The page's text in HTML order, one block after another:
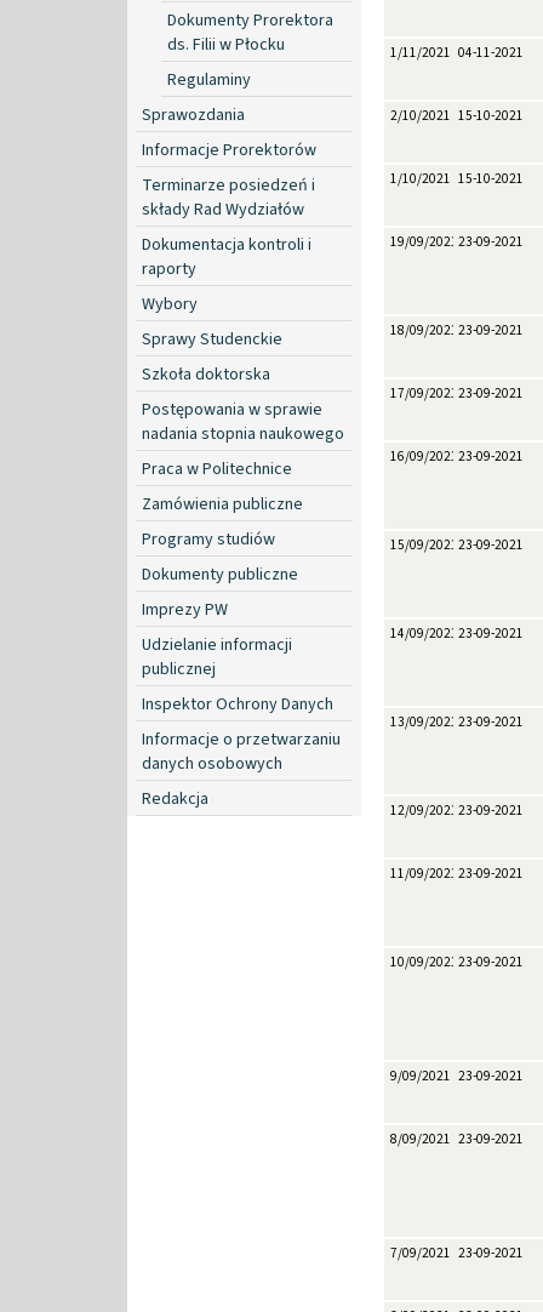
Dokumenty Prorektora
ds. Filii w Płocku
Regulaminy
Sprawozdania
Informacje Prorektorów
Terminarze posiedzeń i
składy Rad Wydziałów
Dokumentacja kontroli i
raporty
Wybory
Sprawy Studenckie
Szkoła doktorska
Postępowania w sprawie
nadania stopnia naukowego
Praca w Politechnice
Zamówienia publiczne
Programy studiów
Dokumenty publiczne
Imprezy PW
Udzielanie informacji
publicznej
Inspektor Ochrony Danych
Informacje o przetwarzaniu
danych osobowych
Redakcja
1/11/2021 04-11-2021
2/10/2021 15-10-2021
1/10/2021 15-10-2021
19/09/2021 23-09-2021
18/09/2021 23-09-2021
17/09/2021 23-09-2021
16/09/2021 23-09-2021
15/09/2021 23-09-2021
14/09/2021 23-09-2021
13/09/2021 23-09-2021
12/09/2021 23-09-2021
11/09/2021 23-09-2021
10/09/2021 23-09-2021
9/09/2021 23-09-2021
8/09/2021 23-09-2021
7/09/2021 23-09-2021